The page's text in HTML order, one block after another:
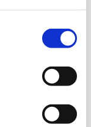
Sverige gäller att